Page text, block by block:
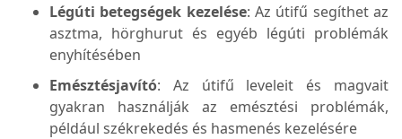
Légúti betegségek kezelése: Az útifű segíthet az
asztma, hörghurut és egyéb légúti problémák
enyhítésében​
Emésztésjavító: Az útifű leveleit és magvait
gyakran használják az emésztési problémák,
például székrekedés és hasmenés kezelésére​